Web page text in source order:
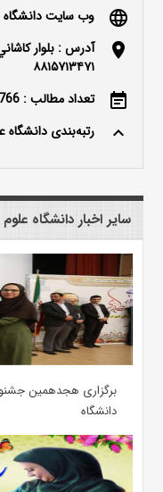
language وب سایت دانشگاه
location_on
آدرس : بلوار
۸۸۱۵۷۱۳۴۷۱
event_note تعداد مطالب : 4766
keyboard_arrow_up رتبه‌بندی
سایر اخبار دانشگاه
برگزاری هجدهمین
دانشگاه